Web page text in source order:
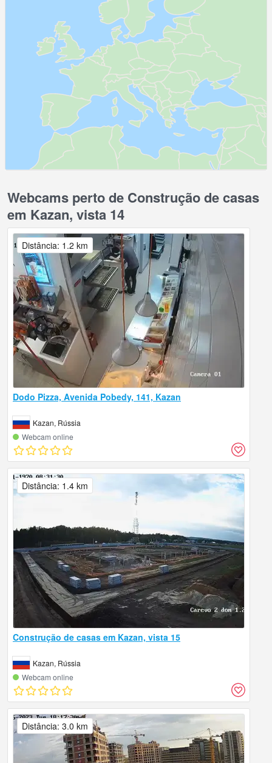
Webcams perto de Construção de casas
em Kazan, vista 14
Dodo Pizza, Avenida Pobedy, 141, Kazan
Kazan, Rússia
Webcam online
Distância: 1.2 km
Construção de casas em Kazan, vista 15
Kazan, Rússia
Webcam online
Distância: 1.4 km
Distância: 3.0 km